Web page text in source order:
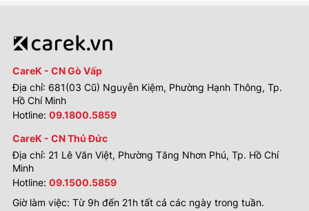
CareK - CN Gò Vấp
Địa chỉ: 681(03 Cũ) Nguyễn Kiệm, Phường Hạnh Thông, Tp.
Hồ Chí Minh
Hotline: 09.1800.5859
CareK - CN Thủ Đức
Địa chỉ: 21 Lê Văn Việt, Phường Tăng Nhơn Phú, Tp. Hồ Chí
Minh
Hotline: 09.1500.5859
Giờ làm việc: Từ 9h đến 21h tất cả các ngày trong tuần.